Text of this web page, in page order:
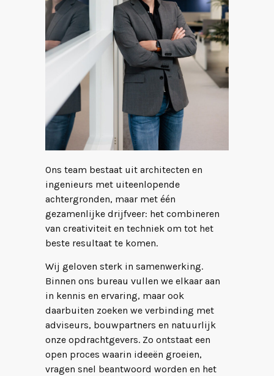
Ons team bestaat uit architecten en
ingenieurs met uiteenlopende
achtergronden, maar met één
gezamenlijke drijfveer: het combineren
van creativiteit en techniek om tot het
beste resultaat te komen.
Wij geloven sterk in samenwerking.
Binnen ons bureau vullen we elkaar aan
in kennis en ervaring, maar ook
daarbuiten zoeken we verbinding met
adviseurs, bouwpartners en natuurlijk
onze opdrachtgevers. Zo ontstaat een
open proces waarin ideeën groeien,
vragen snel beantwoord worden en het